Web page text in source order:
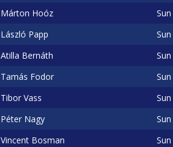
Márton Hoóz Sun
László Papp Sun
Atilla Bernáth Sun
Tamás Fodor Sun
Tibor Vass Sun
Péter Nagy Sun
Vincent Bosman Sun